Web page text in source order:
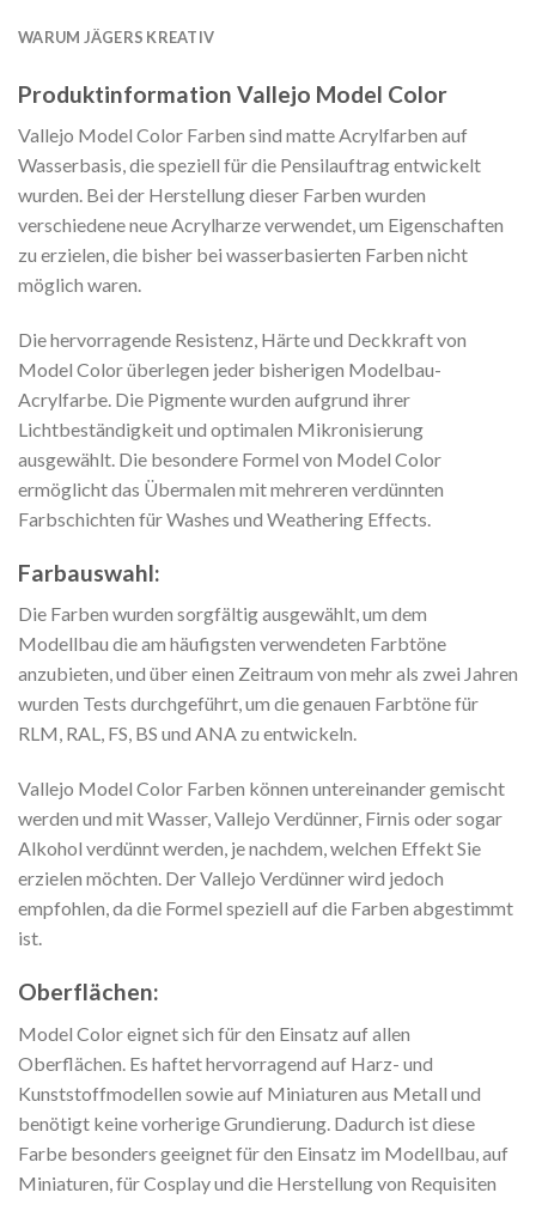
WARUM JÄGERS KREATIV
Produktinformation Vallejo Model Color
Vallejo Model Color Farben sind matte Acrylfarben auf
Wasserbasis, die speziell für die Pensilauftrag entwickelt
wurden. Bei der Herstellung dieser Farben wurden
verschiedene neue Acrylharze verwendet, um Eigenschaften
zu erzielen, die bisher bei wasserbasierten Farben nicht
möglich waren.
Die hervorragende Resistenz, Härte und Deckkraft von
Model Color überlegen jeder bisherigen Modelbau-
Acrylfarbe. Die Pigmente wurden aufgrund ihrer
Lichtbeständigkeit und optimalen Mikronisierung
ausgewählt. Die besondere Formel von Model Color
ermöglicht das Übermalen mit mehreren verdünnten
Farbschichten für Washes und Weathering Effects.
Farbauswahl:
Die Farben wurden sorgfältig ausgewählt, um dem
Modellbau die am häufigsten verwendeten Farbtöne
anzubieten, und über einen Zeitraum von mehr als zwei Jahren
wurden Tests durchgeführt, um die genauen Farbtöne für
RLM, RAL, FS, BS und ANA zu entwickeln.
Vallejo Model Color Farben können untereinander gemischt
werden und mit Wasser, Vallejo Verdünner, Firnis oder sogar
Alkohol verdünnt werden, je nachdem, welchen Effekt Sie
erzielen möchten. Der Vallejo Verdünner wird jedoch
empfohlen, da die Formel speziell auf die Farben abgestimmt
ist.
Oberflächen:
Model Color eignet sich für den Einsatz auf allen
Oberflächen. Es haftet hervorragend auf Harz- und
Kunststoffmodellen sowie auf Miniaturen aus Metall und
benötigt keine vorherige Grundierung. Dadurch ist diese
Farbe besonders geeignet für den Einsatz im Modellbau, auf
Miniaturen, für Cosplay und die Herstellung von Requisiten